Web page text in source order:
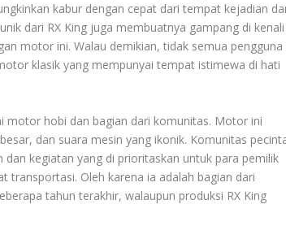
kabur dengan cepat dari tempat kejadian
dari RX King juga membuatnya gampang di kenali
motor ini. Walau demikian, tidak semua pengguna
klasik yang mempunyai tempat istimewa di hati
motor hobi dan bagian dari komunitas. Motor ini
dan suara mesin yang ikonik. Komunitas
dan kegiatan yang di prioritaskan untuk para pemilik
transportasi. Oleh karena ia adalah bagian dari
tahun terakhir, walaupun produksi RX King